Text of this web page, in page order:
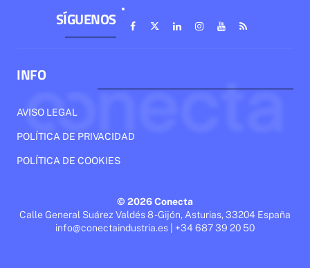
SÍGUENOS
INFO
AVISO LEGAL
POLÍTICA DE PRIVACIDAD
POLÍTICA DE COOKIES
© 2026 Conecta
Calle General Suárez Valdés 8 - Gijón, Asturias, 33204 España
info@conectaindustria.es | +34 687 39 20 50